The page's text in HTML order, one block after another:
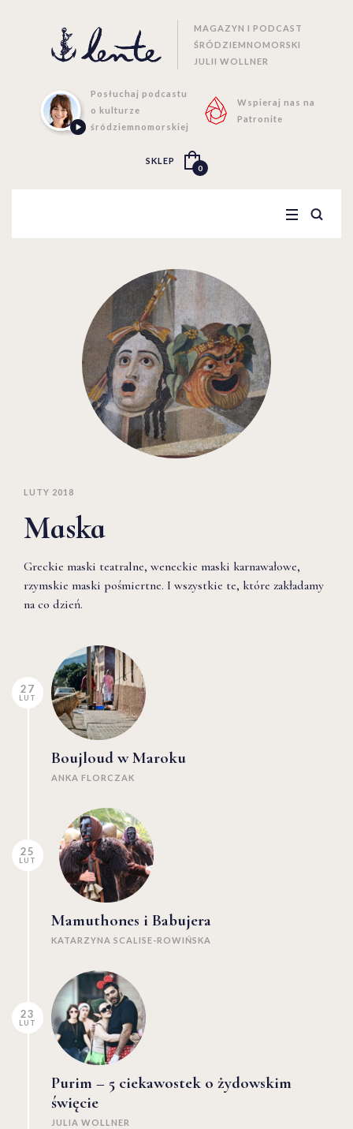
MAGAZYN I PODCAST
ŚRÓDZIEMNOMORSKI
JULII WOLLNER
Posłuchaj podcastu
o kulturze
śródziemnomorskiej
Wspieraj nas na
Patronite
SKLEP
0
LUTY 2018
Maska
Greckie maski teatralne, weneckie maski karnawałowe,
rzymskie maski pośmiertne. I wszystkie te, które zakładamy
na co dzień.
27
LUT
Boujloud w Maroku
ANKA FLORCZAK
25
LUT
Mamuthones i Babujera
KATARZYNA SCALISE-ROWIŃSKA
23
LUT
Purim – 5 ciekawostek o żydowskim
święcie
JULIA WOLLNER